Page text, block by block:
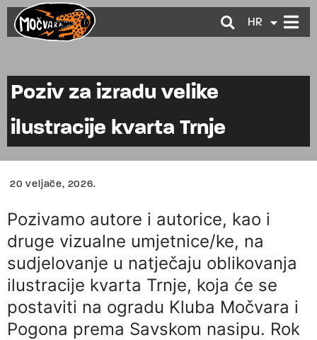
HR
EN
Poziv za izradu velike
ilustracije kvarta Trnje
20 veljače, 2026.
Pozivamo autore i autorice, kao i
druge vizualne umjetnice/ke, na
sudjelovanje u natječaju oblikovanja
ilustracije kvarta Trnje, koja će se
postaviti na ogradu Kluba Močvara i
Pogona prema Savskom nasipu. Rok